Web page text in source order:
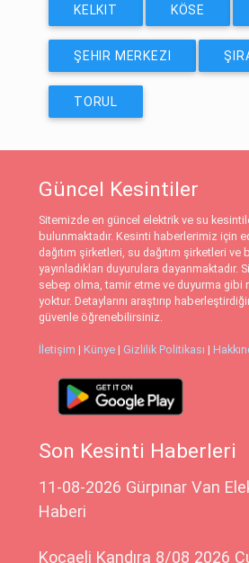
KELKIT KÖSE
ŞEHIR MERKEZI
TORUL
Güncel Kesintiler
Sitemizde en güncel elektrik ve su
bulunmaktadır. Kesinti haberlerimiz için
dağıtım şirketleri, su dağıtım şirketleri ve
yayınladıkları duyurulara dayanmaktadır.
sebep olma, tamir etme ve duyurma gibi
yoktur. Detaylarını araştırıp
güvenle öğrenebilirsiniz.
İletişim | Künye | Gizlilik Politikası |
Son Kesinti Haberleri
11-08-2026 Gürpınar Van
Haberi
Kocaeli Kandıra 8/08 2026